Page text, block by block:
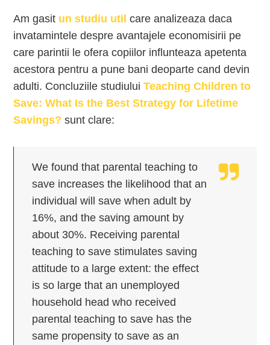
Am gasit un studiu util care analizeaza daca
invatamintele despre avantajele economisirii pe
care parintii le ofera copiilor influnteaza apetenta
acestora pentru a pune bani deoparte cand devin
adulti. Concluziile studiuluiTeaching Children to
Save: What Is the Best Strategy for Lifetime
Savings? sunt clare:
We found that parental teaching to
save increases the likelihood that an
individual will save when adult by
16%, and the saving amount by
about 30%. Receiving parental
teaching to save stimulates saving
attitude to a large extent: the effect
is so large that an unemployed
household head who received
parental teaching to save has the
same propensity to save as an